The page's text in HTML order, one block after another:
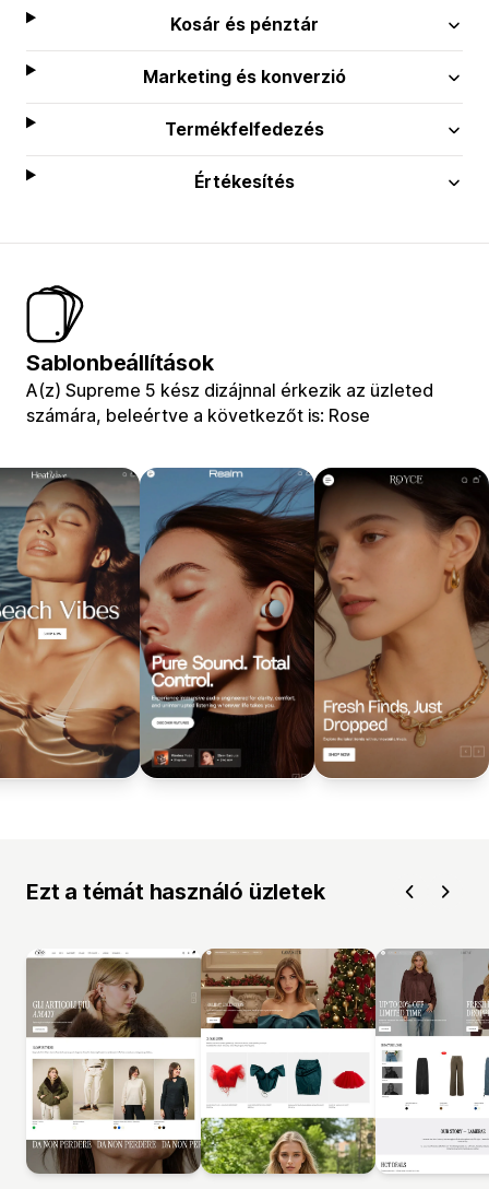
Kosár és pénztár
Marketing és konverzió
Termékfelfedezés
Értékesítés
Sablonbeállítások
A(z) Supreme 5 kész dizájnnal érkezik az üzleted
számára, beleértve a következőt is: Rose
Ezt a témát használó üzletek